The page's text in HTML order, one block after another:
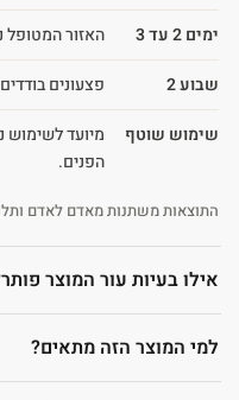
ימים 2 עד 3
האזור המטופל
שבוע 2
פצעונים
שימוש שוטף
מיועד לשימוש
הפנים.
התוצאות משתנות מאדם לאדם
אילו בעיות עור המוצר
למי המוצר הזה מתאים?